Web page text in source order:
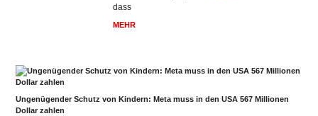
dass
MEHR
Ungenügender Schutz von Kindern: Meta muss in den USA 567 Millionen
Dollar zahlen